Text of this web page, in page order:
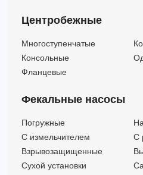
Центробежные
Многоступенчатые
Консольные
Фланцевые
Фекальные насосы
Погружные
C измельчителем
С
Взрывозащищенные
Сухой установки